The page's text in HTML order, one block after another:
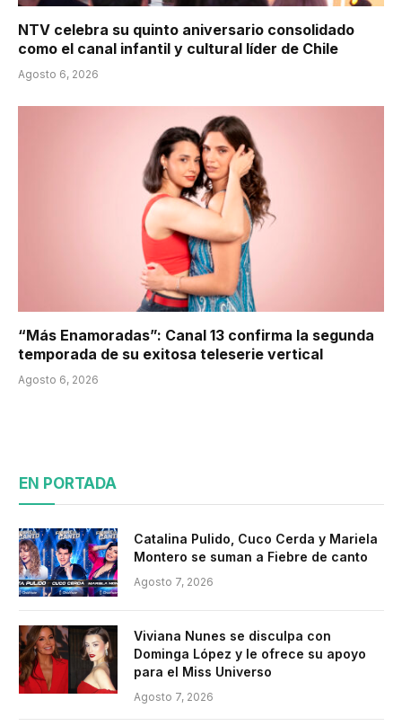
NTV celebra su quinto aniversario consolidado
como el canal infantil y cultural líder de Chile
Agosto 6, 2026
“Más Enamoradas”: Canal 13 confirma la segunda
temporada de su exitosa teleserie vertical
Agosto 6, 2026
EN PORTADA
Catalina Pulido, Cuco Cerda y Mariela
Montero se suman a Fiebre de canto
Agosto 7, 2026
Viviana Nunes se disculpa con
Dominga López y le ofrece su apoyo
para el Miss Universo
Agosto 7, 2026